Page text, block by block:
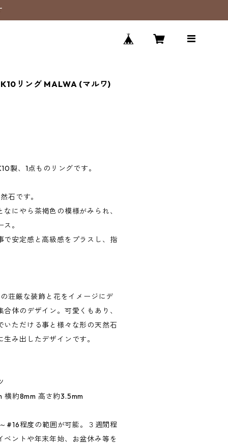
リング MALWA (マルワ)
製、1点ものリングです。
石です。
にやら茶褐色の模様がみられ、
。
で安定感と高級感をプラスし、指
荘厳な装飾と花をイメージにデ
体のデザイン。可愛くもあり、
いただける事と様々な形の天然石
み出したデザインです。
横約8mm 高さ約3.5mm
#16程度の範囲が可能。３週間程
ントや年末年始、お盆休み等を